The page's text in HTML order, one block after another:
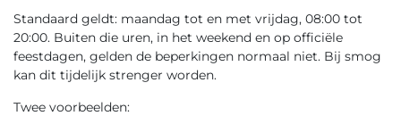
Standaard geldt: maandag tot en met vrijdag, 08:00 tot
20:00. Buiten die uren, in het weekend en op officiële
feestdagen, gelden de beperkingen normaal niet. Bij smog
kan dit tijdelijk strenger worden.
Twee voorbeelden: